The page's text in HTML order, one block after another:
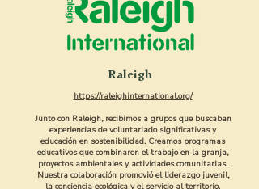
Raleigh
https://raleighinternational.org/
Junto con Raleigh, recibimos a grupos que buscaban
experiencias de voluntariado significativas y
educación en sostenibilidad. Creamos programas
educativos que combinaron el trabajo en la granja,
proyectos ambientales y actividades comunitarias.
Nuestra colaboración promovió el liderazgo juvenil,
la conciencia ecológica y el servicio al territorio.